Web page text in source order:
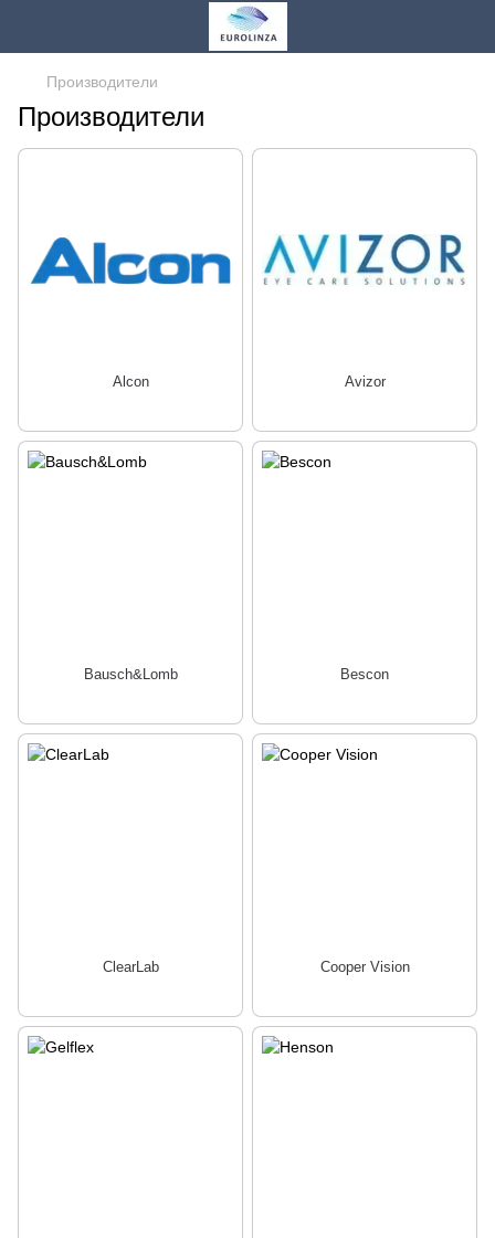
Производители
Производители
Alcon Avizor
Bausch&Lomb Bescon
ClearLab Cooper Vision